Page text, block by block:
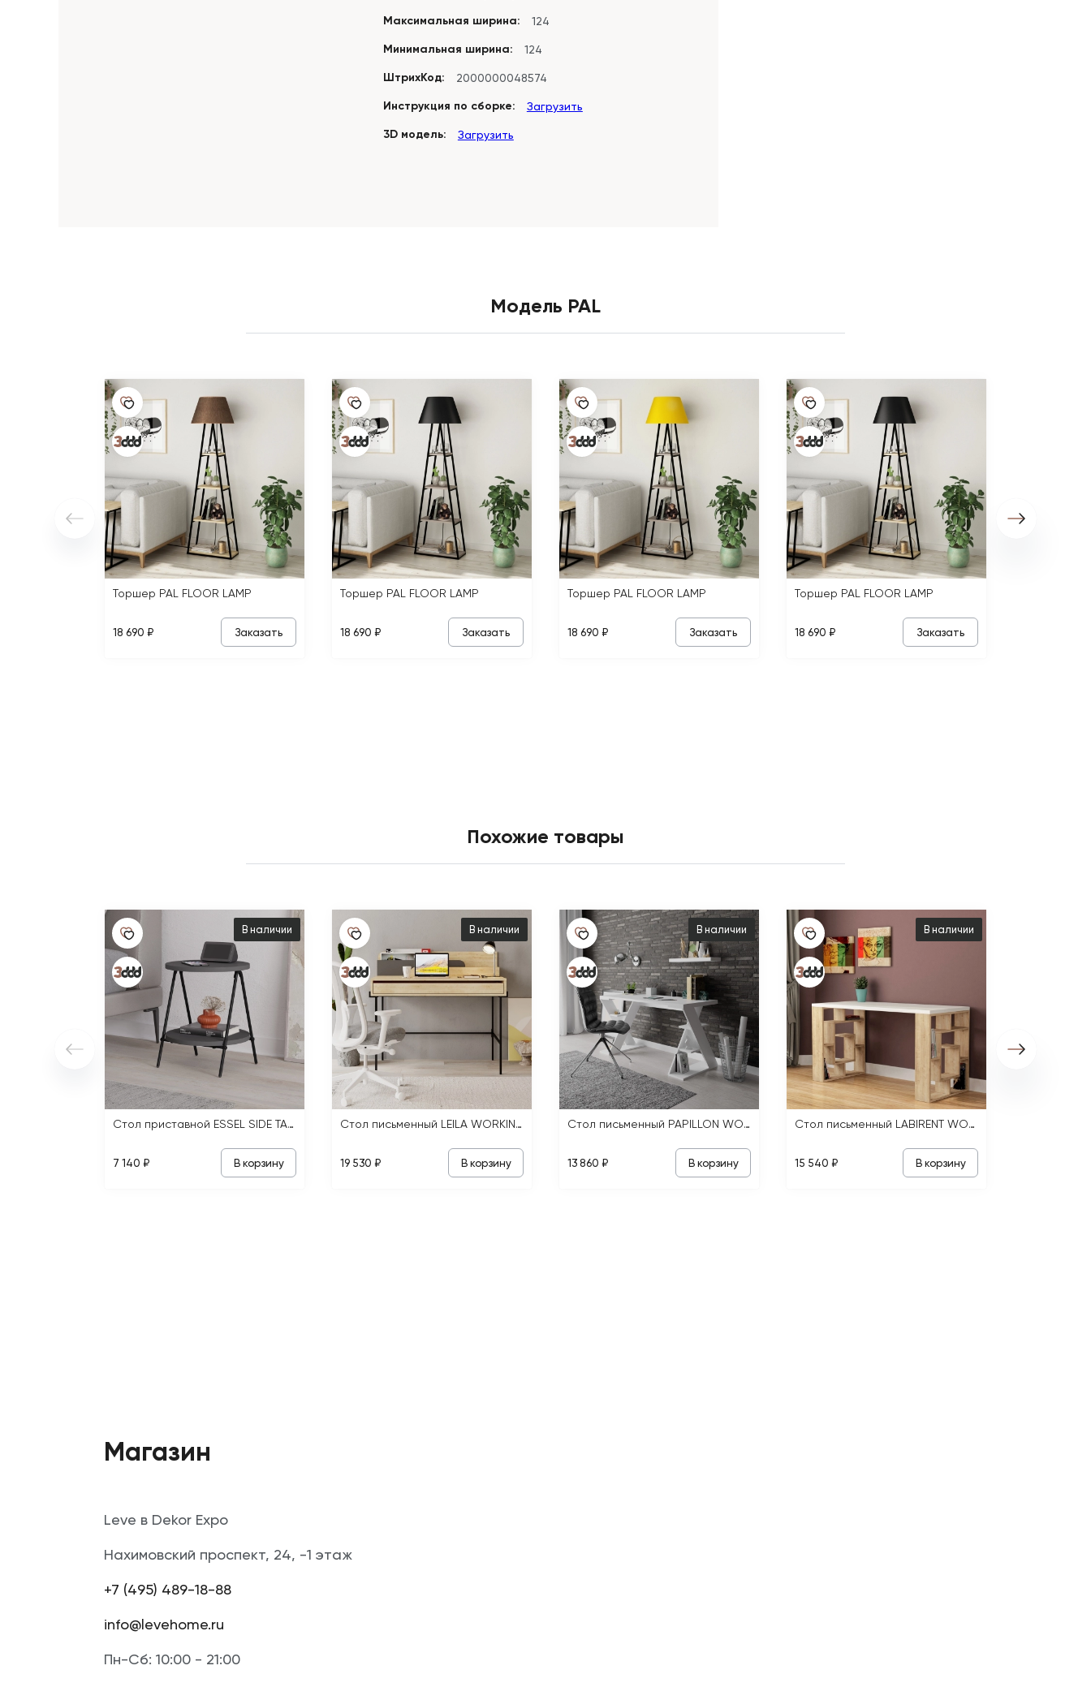
Максимальная ширина: 124
Минимальная ширина: 124
ШтрихКод: 2000000048574
Инструкция по сборке: Загрузить
3D модель: Загрузить
Модель PAL
Торшер PAL FLOOR LAMP
18 690 ₽ Заказать
Торшер PAL FLOOR LAMP
18 690 ₽ Заказать
Торшер PAL FLOOR LAMP
18 690 ₽ Заказать
Торшер PAL FLOOR LAMP
18 690 ₽ Заказать
Похожие товары
В наличии
Стол приставной ESSEL SIDE TABLE
7 140 ₽ В корзину
В наличии
Стол письменный LEILA WORKING TABLE
19 530 ₽ В корзину
В наличии
Стол письменный PAPILLON WORKING TABLE
13 860 ₽ В корзину
В наличии
Стол письменный LABIRENT WORKING TABLE
15 540 ₽ В корзину
Магазин
Leve в Dekor Expo
Нахимовский проспект, 24, -1 этаж
+7 (495) 489-18-88
info@levehome.ru
Пн-Сб: 10:00 - 21:00